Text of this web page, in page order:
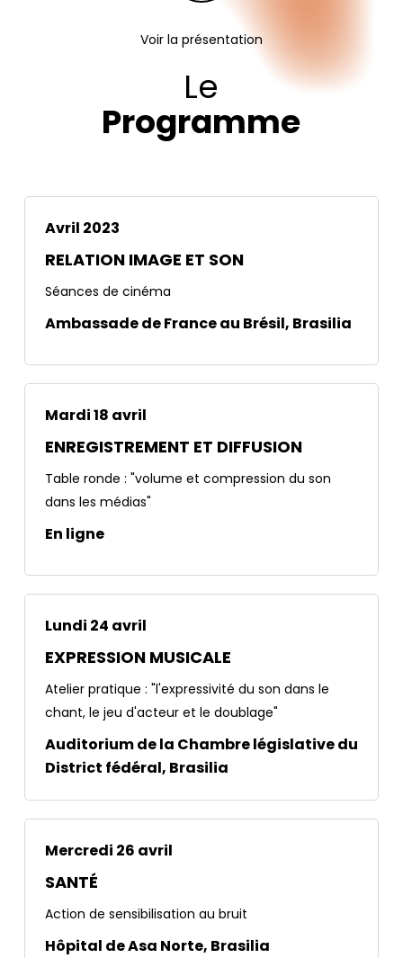
Voir la présentation
Le
Programme
Avril 2023
RELATION IMAGE ET SON
Séances de cinéma
Ambassade de France au Brésil, Brasilia
Mardi 18 avril
ENREGISTREMENT ET DIFFUSION
Table ronde : "volume et compression du son
dans les médias"
En ligne
Lundi 24 avril
EXPRESSION MUSICALE
Atelier pratique : "l'expressivité du son dans le
chant, le jeu d'acteur et le doublage"
Auditorium de la Chambre législative du
District fédéral, Brasilia
Mercredi 26 avril
SANTÉ
Action de sensibilisation au bruit
Hôpital de Asa Norte, Brasilia